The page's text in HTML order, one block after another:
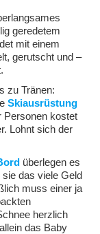
geredetem
mit einem
gerutscht und –
zu Tränen:
Skiausrüstung
Personen kostet
Lohnt sich der
überlegen es
das viele Geld
muss einer ja
herzlich
das Baby